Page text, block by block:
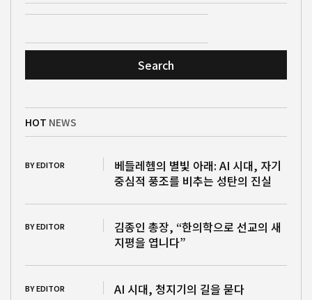
Search
HOT NEWS
BY EDITOR
베들레헴의 별빛 아래: AI 시대, 자기
중심적 풍조를 비추는 성탄의 진실
BY EDITOR
김종인 총장, “한의학으로 선교의 새
지평을 엽니다”
BY EDITOR AI 시대, 청지기의 길을 묻다